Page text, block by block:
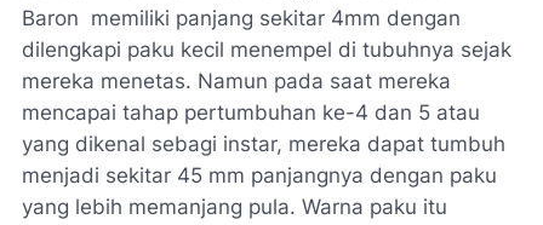
Baron memiliki panjang sekitar 4mm dengan
dilengkapi paku kecil menempel di tubuhnya sejak
mereka menetas. Namun pada saat mereka
mencapai tahap pertumbuhan ke-4 dan 5 atau
yang dikenal sebagi instar, mereka dapat tumbuh
menjadi sekitar 45 mm panjangnya dengan paku
yang lebih memanjang pula. Warna paku itu